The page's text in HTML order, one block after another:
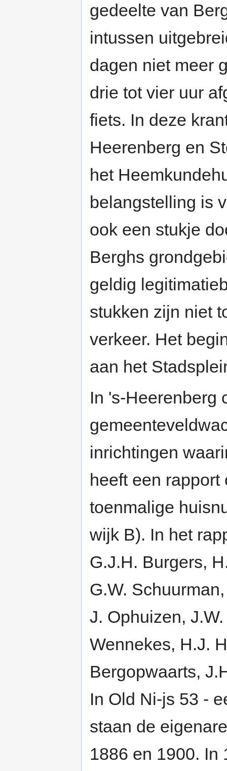
gedeelte van
intussen
dagen niet meer
drie tot vier uur
fiets. In deze
Heerenberg en
het
belangstelling is
ook een stukje
Berghs
geldig
stukken zijn niet
verkeer. Het
aan het
In 's-Heerenberg
inrichtingen
heeft een
toenmalige
wijk B). In het
G.J.H. Burgers,
G.W.
J. Ophuizen,
Wennekes, H.J.
Bergopwaarts,
In Old Ni-js 53 -
staan de
1886 en 1900. In